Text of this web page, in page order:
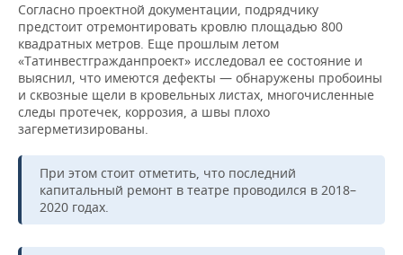
ВОЛЕЙБОЛ
КИБЕРСПОРТ
ФИГУРНОЕ КАТАНИЕ
ВОДНЫЕ ВИДЫ СПОРТА
ХОККЕЙ С МЯЧОМ
ИСТОРИЯ
КУЛЬТУРА
МЕДИЦИНА
ОБРАЗОВАНИЕ
ПРОИСШЕСТВИЯ
СПИСОК ПЕРСОН
СПИСОК КОМПАНИЙ
ПОЛНАЯ ВЕРСИЯ
Согласно проектной документации, подрядчику
предстоит отремонтировать кровлю площадью 800
квадратных метров. Еще прошлым летом
«Татинвестгражданпроект» исследовал ее состояние и
выяснил, что имеются дефекты — обнаружены пробоины
и сквозные щели в кровельных листах, многочисленные
следы протечек, коррозия, а швы плохо
загерметизированы.
При этом стоит отметить, что последний
капитальный ремонт в театре проводился в 2018–
2020 годах.